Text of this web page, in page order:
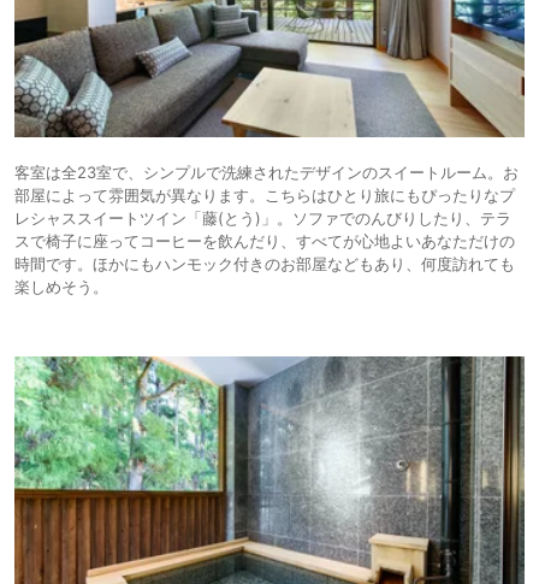
客室は全23室で、シンプルで洗練されたデザインのスイートルーム。お
部屋によって雰囲気が異なります。こちらはひとり旅にもぴったりなプ
レシャススイートツイン「藤(とう)」。ソファでのんびりしたり、テラ
スで椅子に座ってコーヒーを飲んだり、すべてが心地よいあなただけの
時間です。ほかにもハンモック付きのお部屋などもあり、何度訪れても
楽しめそう。